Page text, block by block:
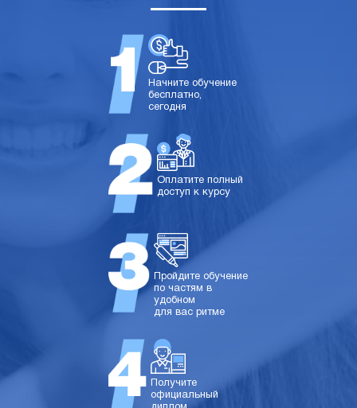
Начните обучение
бесплатно,
сегодня
Оплатите полный
доступ к курсу
Пройдите обучение
по частям в
удобном
для вас ритме
Получите
официальный